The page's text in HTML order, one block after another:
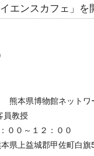
エンスカフェ」を
本県博物館ネットワ
教授
００～１２：００
県上益城郡甲佐町白旗